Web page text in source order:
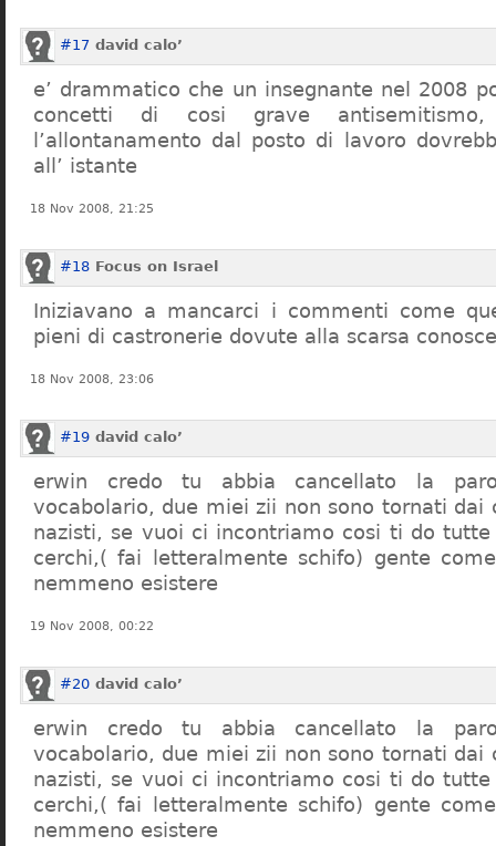
#17 david calo’
e’ drammatico che un insegnante nel 2008
concetti di cosi grave
l’allontanamento dal posto di lavoro
all’ istante
18 Nov 2008, 21:25
#18 Focus on Israel
Iniziavano a mancarci i commenti come
pieni di castronerie dovute alla scarsa
18 Nov 2008, 23:06
#19 david calo’
erwin credo tu abbia cancellato la
vocabolario, due miei zii non sono tornati dai
nazisti, se vuoi ci incontriamo cosi ti do tutte
cerchi,( fai letteralmente schifo) gente
nemmeno esistere
19 Nov 2008, 00:22
#20 david calo’
erwin credo tu abbia cancellato la
vocabolario, due miei zii non sono tornati dai
nazisti, se vuoi ci incontriamo cosi ti do tutte
cerchi,( fai letteralmente schifo) gente
nemmeno esistere